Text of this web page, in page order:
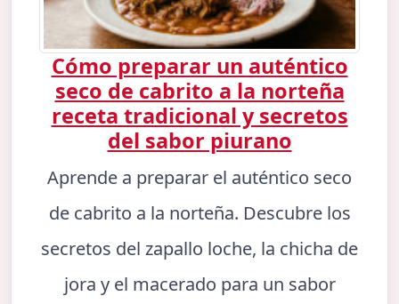
Cómo preparar un auténtico
seco de cabrito a la norteña
receta tradicional y secretos
del sabor piurano
Aprende a preparar el auténtico seco
de cabrito a la norteña. Descubre los
secretos del zapallo loche, la chicha de
jora y el macerado para un sabor